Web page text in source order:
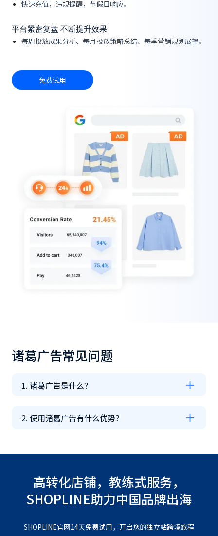
快速充值，违规提醒，节假日响应。
平台紧密复盘 不断提升效果
每周投放成果分析、每月投放策略总结、每季营销规划展望。
免费试用
诸葛广告常见问题
1. 诸葛广告是什么？
2. 使用诸葛广告有什么优势？
高转化店铺，教练式服务，
SHOPLINE助力中国品牌出海
SHOPLINE官网14天免费试用，开启您的独立站跨境旅程